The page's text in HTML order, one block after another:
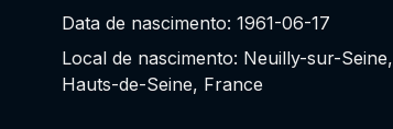
Data de nascimento: 1961-06-17
Local de nascimento: Neuilly-sur-Seine,
Hauts-de-Seine, France